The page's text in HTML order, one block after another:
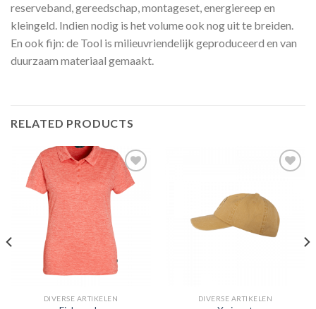
reserveband, gereedschap, montageset, energiereep en
kleingeld. Indien nodig is het volume ook nog uit te breiden.
En ook fijn: de Tool is milieuvriendelijk geproduceerd en van
duurzaam materiaal gemaakt.
RELATED PRODUCTS
Toevoegen
aan
verlanglijst
DIVERSE ARTIKELEN
verlanglijst
DIVERSE ARTIKELEN